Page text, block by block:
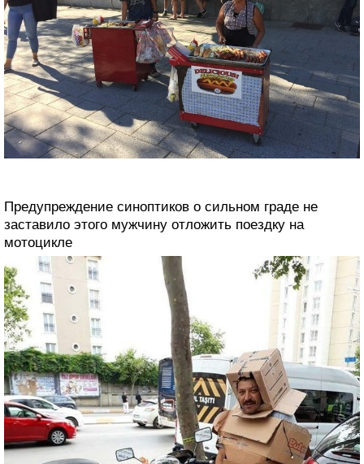
Предупреждение синоптиков о сильном граде не
заставило этого мужчину отложить поездку на
мотоцикле